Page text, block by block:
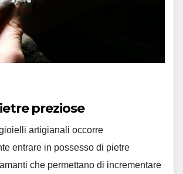
preziose
artigianali occorre
entrare in possesso di pietre
che permettano di incrementare